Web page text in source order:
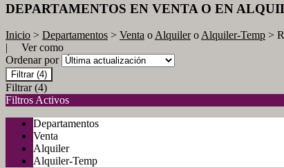
DEPARTAMENTOS EN VENTA O EN
Inicio > Departamentos > Venta oAlquileroAlquiler-Temp >
| Ver como
Ordenar por
Filtrar (4)
Filtrar (4)
Filtros Activos
Departamentos
Venta
Alquiler
Alquiler-Temp